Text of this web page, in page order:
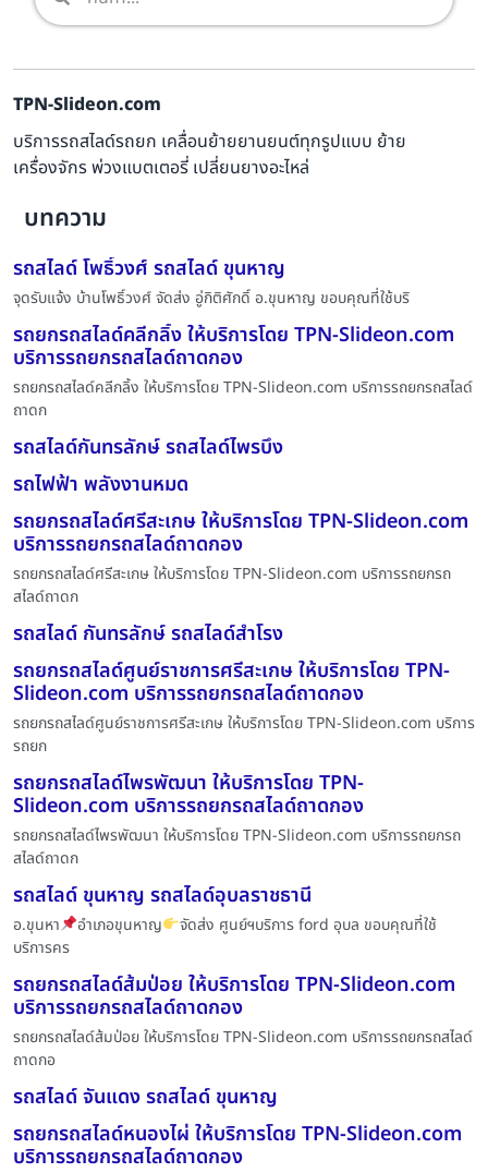
TPN-Slideon.com
บริการรถสไลด์รถยก เคลื่อนย้ายยานยนต์ทุกรูปแบบ ย้าย
เครื่องจักร พ่วงแบตเตอรี่ เปลี่ยนยางอะไหล่
บทความ
รถสไลด์ โพธิ์วงศ์ รถสไลด์ ขุนหาญ
จุดรับแจ้ง บ้านโพธิ์วงศ์ จัดส่ง อู่กิติศักดิ์ อ.ขุนหาญ ขอบคุณที่ใช้บริ
รถยกรถสไลด์คลีกลิ้ง ให้บริการโดย TPN-Slideon.com
บริการรถยกรถสไลด์ถาดกอง
รถยกรถสไลด์คลีกลิ้ง ให้บริการโดย TPN-Slideon.com บริการรถยกรถสไลด์
ถาดก
รถสไลด์กันทรลักษ์ รถสไลด์ไพรบึง
รถไฟฟ้า พลังงานหมด
รถยกรถสไลด์ศรีสะเกษ ให้บริการโดย TPN-Slideon.com
บริการรถยกรถสไลด์ถาดกอง
รถยกรถสไลด์ศรีสะเกษ ให้บริการโดย TPN-Slideon.com บริการรถยกรถ
สไลด์ถาดก
รถสไลด์ กันทรลักษ์ รถสไลด์สำโรง
รถยกรถสไลด์ศูนย์ราชการศรีสะเกษ ให้บริการโดย TPN-
Slideon.com บริการรถยกรถสไลด์ถาดกอง
รถยกรถสไลด์ศูนย์ราชการศรีสะเกษ ให้บริการโดย TPN-Slideon.com บริการ
รถยก
รถยกรถสไลด์ไพรพัฒนา ให้บริการโดย TPN-
Slideon.com บริการรถยกรถสไลด์ถาดกอง
รถยกรถสไลด์ไพรพัฒนา ให้บริการโดย TPN-Slideon.com บริการรถยกรถ
สไลด์ถาดก
รถสไลด์ ขุนหาญ รถสไลด์อุบลราชธานี
อ.ขุนหา อำเภอขุนหาญ
จัดส่ง ศูนย์ฯบริการ ford อุบล ขอบคุณที่ใช้
บริการคร
รถยกรถสไลด์ส้มป่อย ให้บริการโดย TPN-Slideon.com
บริการรถยกรถสไลด์ถาดกอง
รถยกรถสไลด์ส้มป่อย ให้บริการโดย TPN-Slideon.com บริการรถยกรถสไลด์
ถาดกอ
รถสไลด์ จันแดง รถสไลด์ ขุนหาญ
รถยกรถสไลด์หนองไผ่ ให้บริการโดย TPN-Slideon.com
บริการรถยกรถสไลด์ถาดกอง